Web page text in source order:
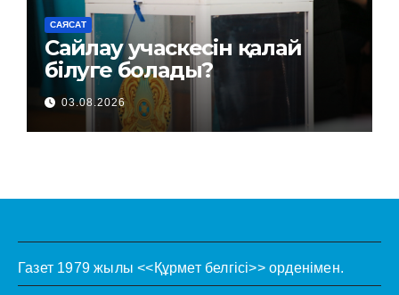
САЯСАТ
Сайлау учаскесін қалай
білуге болады?
03.08.2026
Газет 1979 жылы <<Құрмет белгісі>> орденімен.